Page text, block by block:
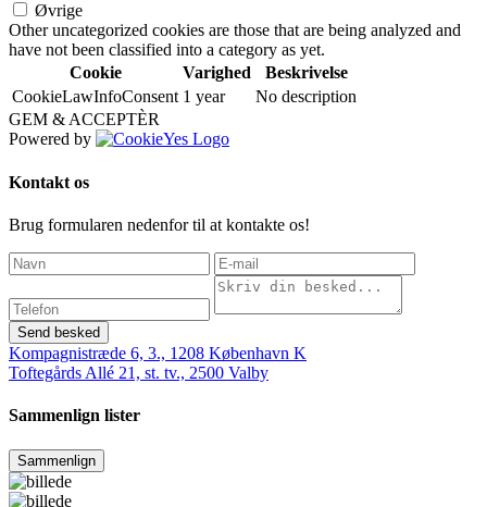
Øvrige
Other uncategorized cookies are those that are being analyzed and
have not been classified into a category as yet.
Cookie
Varighed
Beskrivelse
CookieLawInfoConsent 1 year
No description
GEM & ACCEPTÈR
Powered by
Kontakt os
Brug formularen nedenfor til at kontakte os!
Send besked
Kompagnistræde 6, 3., 1208 København K
Toftegårds Allé 21, st. tv., 2500 Valby
Sammenlign lister
Sammenlign